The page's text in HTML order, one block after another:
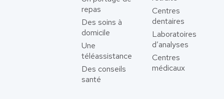
repas
Des soins à
domicile
Une
téléassistance
Des conseils
santé
Centres
dentaires
Laboratoires
d’analyses
Centres
médicaux